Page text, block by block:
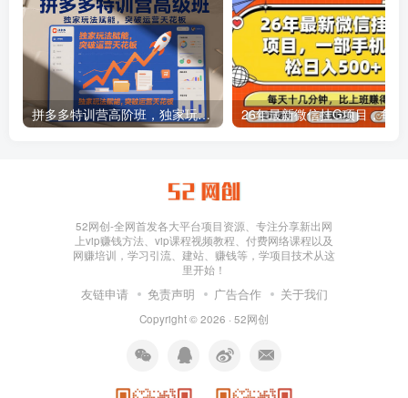
拼多多特训营高阶班，独家玩法赋能，突破运营天花板（更新26年1月）
52网创-全网首发各大平台项目资源、专注分享新出网
上vip赚钱方法、vip课程视频教程、付费网络课程以及
网赚培训，学习引流、建站、赚钱等，学项目技术从这
里开始！
友链申请 免责声明 广告合作 关于我们
Copyright © 2026 · 52网创